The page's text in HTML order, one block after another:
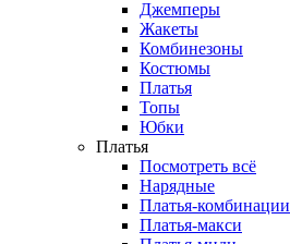
Джемперы
Жакеты
Комбинезоны
Костюмы
Платья
Топы
Юбки
Платья
Посмотреть всё
Нарядные
Платья-комбинации
Платья-макси